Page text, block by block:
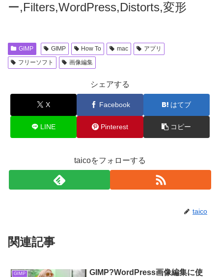
ー,Filters,WordPress,Distorts,変形
GIMP GIMP How To mac
アプリ
フリーソフト
画像編集
シェアする
X Facebook はてブ
LINE Pinterest コピー
taicoをフォローする
taico
関連記事
GIMP
GIMP?WordPress画像編集に使